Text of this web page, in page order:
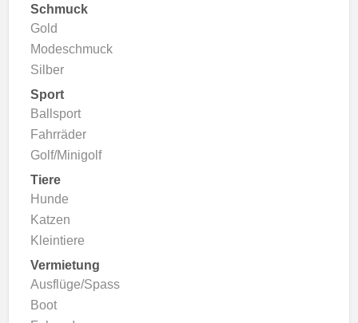
Schmuck
Gold
Modeschmuck
Silber
Sport
Ballsport
Fahrräder
Golf/Minigolf
Tiere
Hunde
Katzen
Kleintiere
Vermietung
Ausflüge/Spass
Boot